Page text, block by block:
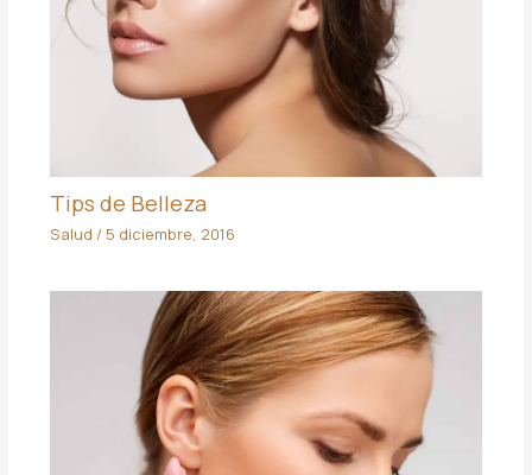
Tips de Belleza
Salud / 5 diciembre, 2016